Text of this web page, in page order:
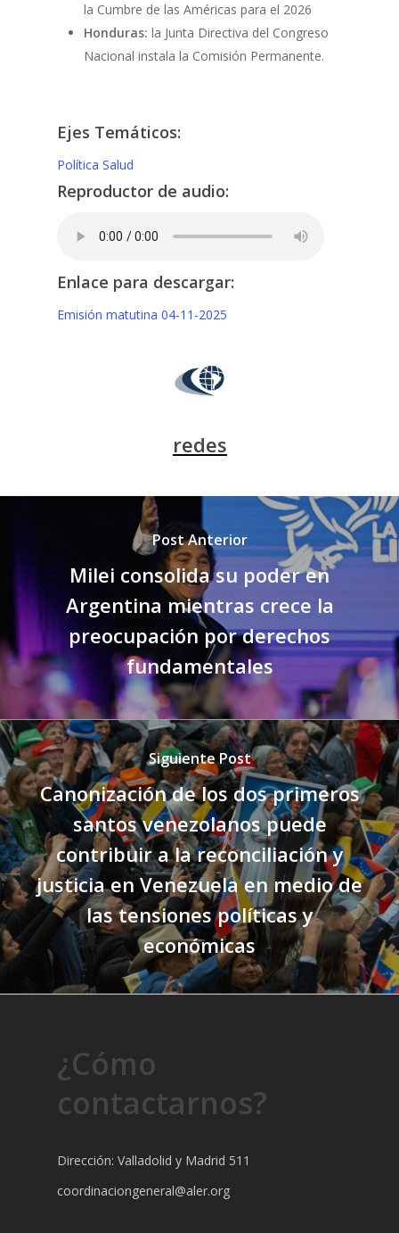
la Cumbre de las Américas para el 2026
Honduras: la Junta Directiva del Congreso
Nacional instala la Comisión Permanente.
Ejes Temáticos:
Política Salud
Reproductor de audio:
Enlace para descargar:
Emisión matutina 04-11-2025
redes
Post Anterior
Milei consolida su poder en
Argentina mientras crece la
preocupación por derechos
fundamentales
Siguiente Post
Canonización de los dos primeros
santos venezolanos puede
contribuir a la reconciliación y
justicia en Venezuela en medio de
las tensiones políticas y
económicas
¿Cómo
contactarnos?
Dirección: Valladolid y Madrid 511
coordinaciongeneral@aler.org